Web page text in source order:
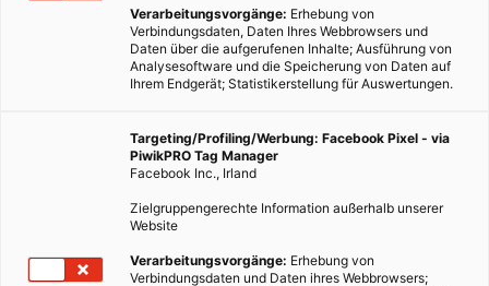
Verarbeitungsvorgänge: Erhebung von
Verbindungsdaten, Daten Ihres Webbrowsers und
Daten über die aufgerufenen Inhalte; Ausführung von
Analysesoftware und die Speicherung von Daten auf
Ihrem Endgerät; Statistikerstellung für Auswertungen.
Targeting/Profiling/Werbung: Facebook Pixel - via
PiwikPRO Tag Manager
Facebook Inc., Irland
Zielgruppengerechte Information außerhalb unserer
Website
Verarbeitungsvorgänge: Erhebung von
Verbindungsdaten und Daten ihres Webbrowsers;